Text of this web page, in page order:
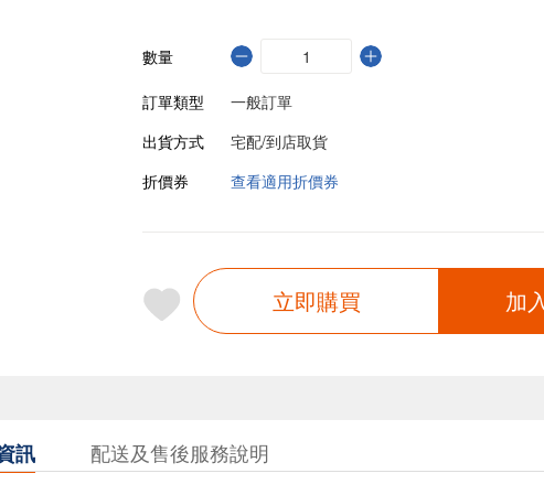
數量
訂單類型
一般訂單
出貨方式
宅配/到店取貨
折價券
查看適用折價券
立即購買 加
訊 配送及售後服務說明